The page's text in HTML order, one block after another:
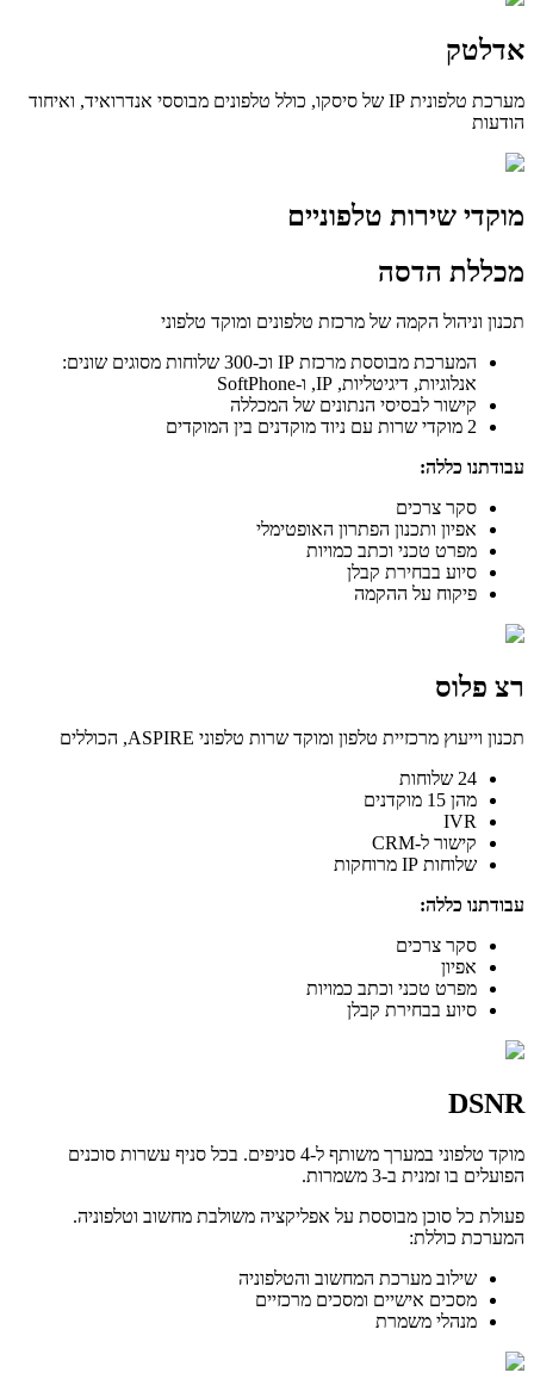
אדלטק
מערכת טלפונית IP של סיסקו, כולל טלפונים מבוססי אנדרואיד, ואיחוד
הודעות
מוקדי שירות טלפוניים
מכללת הדסה
תכנון וניהול הקמה של מרכזת טלפונים ומוקד טלפוני
המערכת מבוססת מרכזת IP וכ-300 שלוחות מסוגים שונים:
אנלוגיות, דיגיטליות, IP, ו-SoftPhone
קישור לבסיסי הנתונים של המכללה
2 מוקדי שרות עם ניוד מוקדנים בין המוקדים
עבודתנו כללה:
סקר צרכים
אפיון ותכנון הפתרון האופטימלי
מפרט טכני וכתב כמויות
סיוע בבחירת קבלן
פיקוח על ההקמה
רצ פלוס
תכנון וייעוץ מרכזיית טלפון ומוקד שרות טלפוני ASPIRE, הכוללים
24 שלוחות
מהן 15 מוקדנים
IVR
קישור ל-CRM
שלוחות IP מרוחקות
עבודתנו כללה:
סקר צרכים
אפיון
מפרט טכני וכתב כמויות
סיוע בבחירת קבלן
DSNR
מוקד טלפוני במערך משותף ל-4 סניפים. בכל סניף עשרות סוכנים
הפועלים בו זמנית ב-3 משמרות.
פעולת כל סוכן מבוססת על אפליקציה משולבת מחשוב וטלפוניה.
המערכת כוללת:
שילוב מערכת המחשוב והטלפוניה
מסכים אישיים ומסכים מרכזיים
מנהלי משמרת